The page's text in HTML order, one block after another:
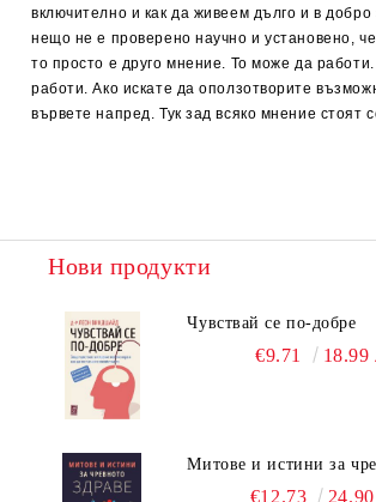
включително и как да живеем дълго и в добро
нещо не е проверено научно и установено,
то просто е друго мнение. То може да
работи. Ако искате да оползотворите
вървете напред. Тук зад всяко мнение стоят
Нови продукти
Чувствай се по-добре
€9.71 18.99
Митове и истини за
€12.73